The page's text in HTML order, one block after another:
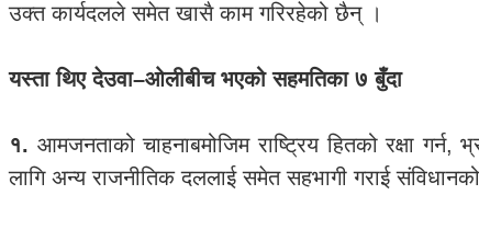
उक्त कार्यदलले समेत खासै काम गरिरहेको छैन् ।
यस्ता थिए देउवा–ओलीबीच भएको सहमतिका ७ बुँदा
१. आमजनताको चाहनाबमोजिम राष्ट्रिय हितको रक्षा गर्न,
लागि अन्य राजनीतिक दललाई समेत सहभागी गराई